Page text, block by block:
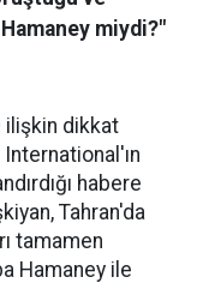
miydi?"
ilişkin dikkat
habere
Tahran'da
tamamen
Hamaney ile